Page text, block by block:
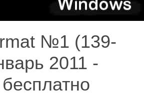
№1 (139-
2011 -